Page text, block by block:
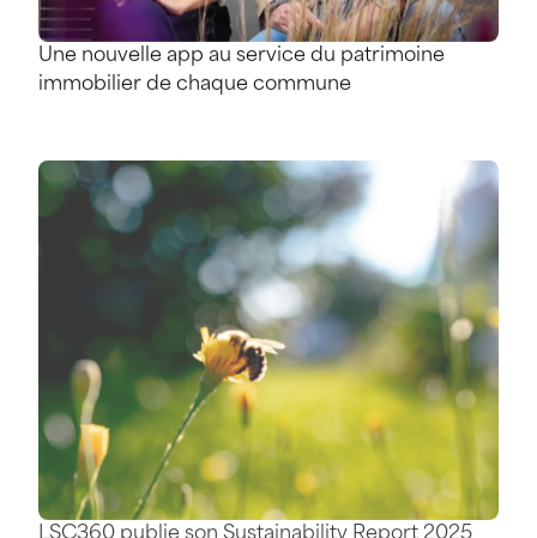
Une nouvelle app au service du patrimoine
immobilier de chaque commune
LSC360 publie son Sustainability Report 2025